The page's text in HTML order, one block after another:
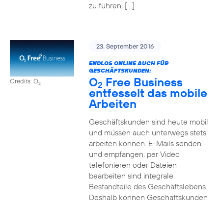
zu führen, […]
Credits: O2
23. September 2016
ENDLOS ONLINE AUCH FÜR
GESCHÄFTSKUNDEN:
O2 Free Business
entfesselt das mobile
Arbeiten
Geschäftskunden sind heute mobil
und müssen auch unterwegs stets
arbeiten können. E-Mails senden
und empfangen, per Video
telefonieren oder Dateien
bearbeiten sind integrale
Bestandteile des Geschäftslebens.
Deshalb können Geschäftskunden